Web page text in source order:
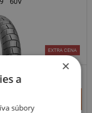
EXTRA CENA
–
×
a
súbory